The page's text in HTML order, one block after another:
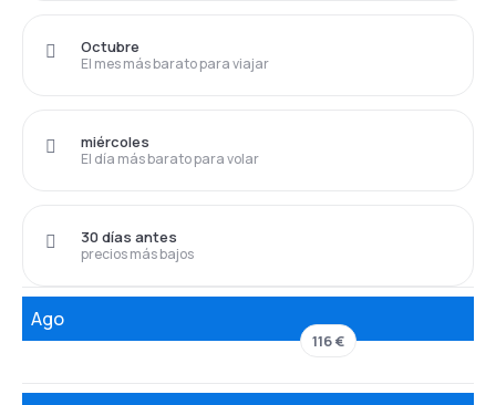
El mes más barato para viajar
Octubre
El día más barato para volar
miércoles
precios más bajos
30 días antes
Ago
116 €